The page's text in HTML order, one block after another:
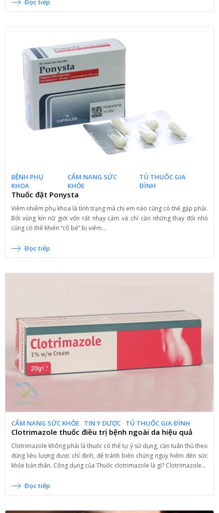
Đọc tiếp
BỆNH PHỤ
KHOA
CẨM NANG SỨC
KHỎE
TỦ THUỐC GIA
ĐÌNH
Thuốc đặt Ponysta
Viêm nhiễm phụ khoa là tình trạng mà chị em nào cũng có thể gặp phải.
Bởi vùng kín nữ giới vốn rất nhạy cảm và chỉ cần những thay đổi nhỏ
cũng có thể khiến “cô bé” bị viêm...
Đọc tiếp
CẨM NANG SỨC KHỎE TIN Y DƯỢC TỦ THUỐC GIA ĐÌNH
Clotrimazole thuốc điều trị bệnh ngoài da hiệu quả
Clotrimazole không phải là thuốc có thể tự ý sử dụng, cần tuân thủ theo
đúng liều lượng được chỉ định, để tránh biến chứng nguy hiểm đến sức
khỏe bản thân. Công dụng của Thuốc clotrimazole là gì? Clotrimazole...
Đọc tiếp